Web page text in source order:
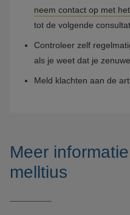
neem contact op met
tot de volgende
Controleer zelf
als je weet dat je
Meld klachten aan de
Meer
melltius